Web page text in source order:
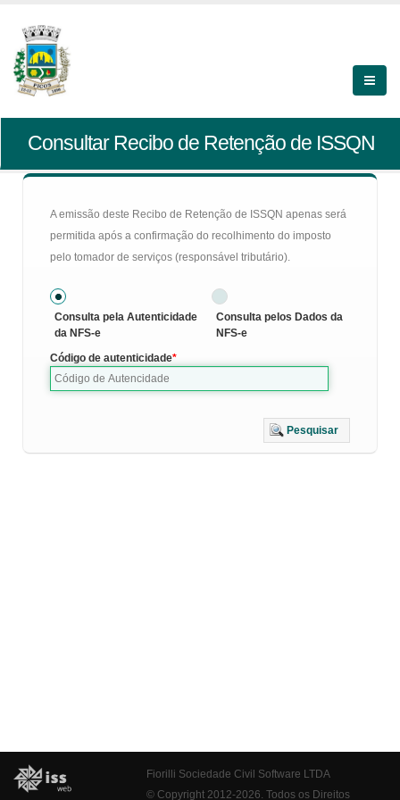
Consultar Recibo de Retenção de ISSQN
A emissão deste Recibo de Retenção de ISSQN apenas será
permitida após a confirmação do recolhimento do imposto
pelo tomador de serviços (responsável tributário).
Consulta pela Autenticidade
da NFS-e
Consulta pelos Dados da
NFS-e
Código de autenticidade
Pesquisar
Fiorilli Sociedade Civil Software LTDA
© Copyright 2012-2026. Todos os Direitos